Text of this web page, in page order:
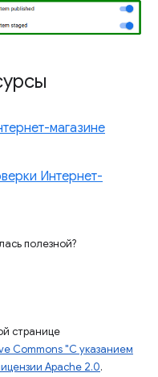
магазине
Интернет-
полезной?
странице
Commons "С указанием
Apache 2.0.